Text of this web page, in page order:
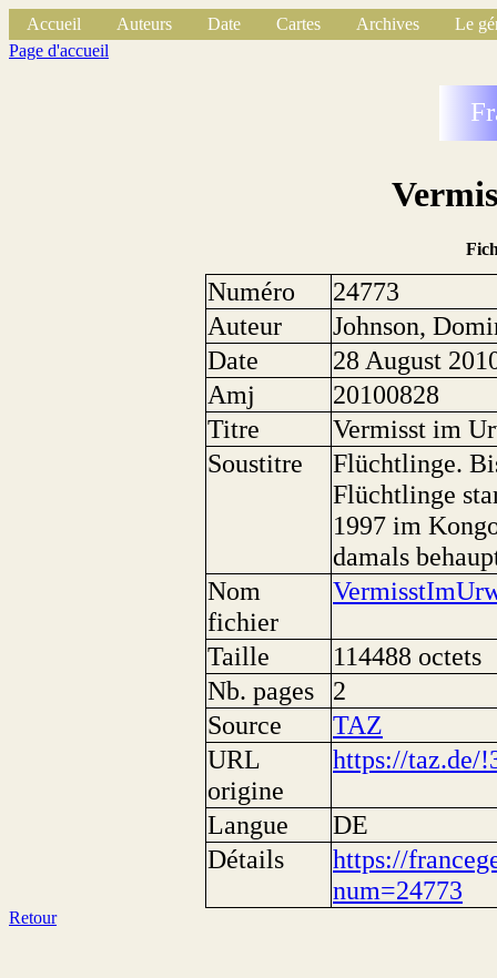
Accueil Auteurs Date Cartes Archives
Le
Page d'accueil
Numéro
24773
Auteur
Johnson,
Date
28 August
Amj
20100828
Titre
Vermisst im
Soustitre
Flüchtlinge.
Flüchtlinge
1997 im
damals
Nom
fichier
Taille
114488 octets
Nb. pages
2
Source
TAZ
URL
origine
https://taz.de/
Langue
DE
Détails
https://
num=24773
Retour